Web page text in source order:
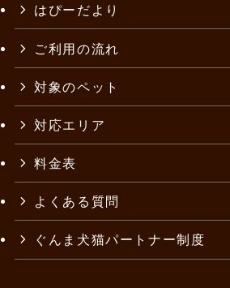
はぴーだより
ご利用の流れ
対象のペット
対応エリア
料金表
よくある質問
ぐんま犬猫パートナー制度